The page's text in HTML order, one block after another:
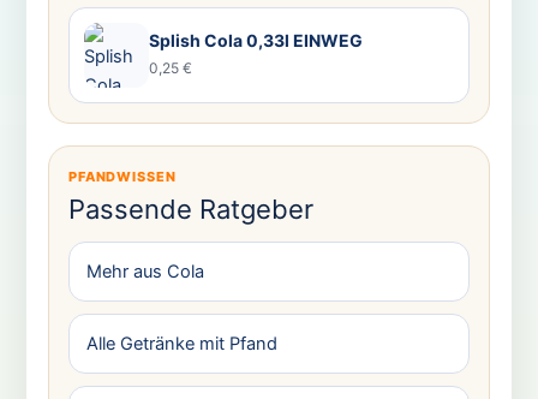
Splish Cola 0,33l EINWEG
0,25 €
PFANDWISSEN
Passende Ratgeber
Mehr aus Cola
Alle Getränke mit Pfand